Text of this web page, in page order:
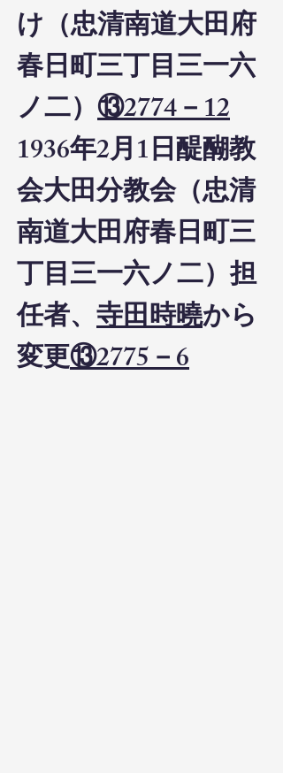
け（忠清南道大田府
春日町三丁目三一六
ノ二） ⑬2774－12
1936年2月1日醍醐教
会大田分教会（忠清
南道大田府春日町三
丁目三一六ノ二）担
任者、 寺田時曉から
変更⑬2775－6